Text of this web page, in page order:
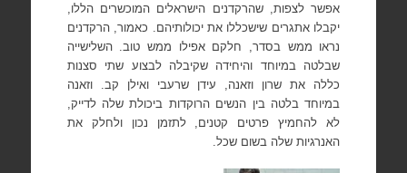
אפשר לצפות, שהרקדנים הישראלים המוכשרים הללו,
יקבלו אתגרים שישכללו את יכולותיהם. כאמור, הרקדנים
נראו ממש בסדר, חלקם אפילו ממש טוב. השלישייה
שבלטה במיוחד והיחידה שקיבלה לבצוע שתי סצנות
כללה את שרון וזאנה, עידן שרעבי ואילן קב. וזאנה
במיוחד בלטה בין הנשים הרוקדות ביכולת שלה לדייק,
לא להחמיץ פרטים קטנים, לתזמן נכון ולחלק את
האנרגיות שלה בשום שכל.